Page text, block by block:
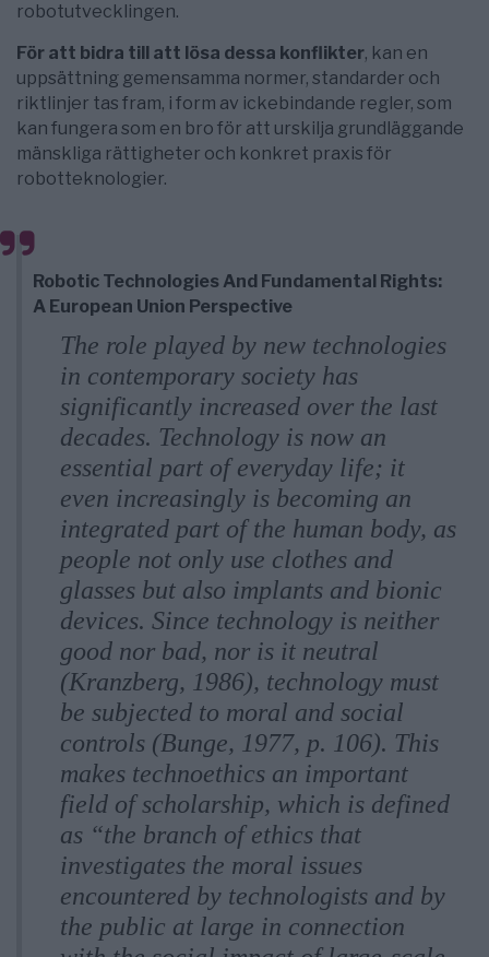
robotutvecklingen.
För att bidra till att lösa dessa konflikter, kan en
uppsättning gemensamma normer, standarder och
riktlinjer tas fram, i form av ickebindande regler, som
kan fungera som en bro för att urskilja grundläggande
mänskliga rättigheter och konkret praxis för
robotteknologier.
Robotic Technologies And Fundamental Rights:
A European Union Perspective
The role played by new technologies
in contemporary society has
significantly increased over the last
decades. Technology is now an
essential part of everyday life; it
even increasingly is becoming an
integrated part of the human body, as
people not only use clothes and
glasses but also implants and bionic
devices. Since technology is neither
good nor bad, nor is it neutral
(Kranzberg, 1986), technology must
be subjected to moral and social
controls (Bunge, 1977, p. 106). This
makes technoethics an important
field of scholarship, which is defined
as “the branch of ethics that
investigates the moral issues
encountered by technologists and by
the public at large in connection